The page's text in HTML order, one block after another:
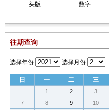
头版
数字
往期查询
选择年份 选择月份
日 一 二 三
1 2 3
7
8 9 10